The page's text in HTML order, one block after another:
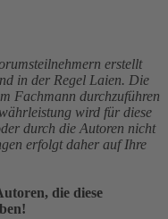
erstellt
in der Regel Laien. Die
Fachmann durchzuführen
wird für diese
durch die Autoren nicht
erfolgt daher auf Ihre
die diese